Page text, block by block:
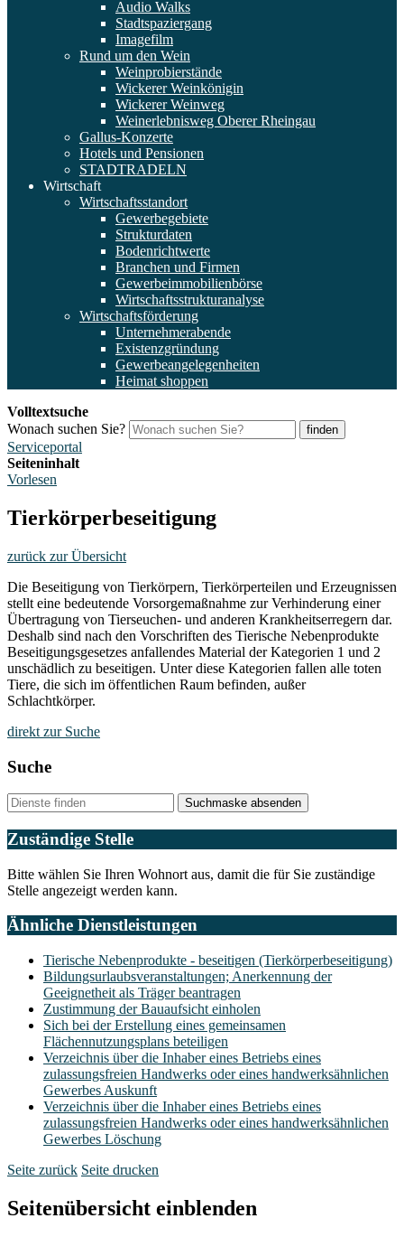
Audio Walks
Stadtspaziergang
Imagefilm
Rund um den Wein
Weinprobierstände
Wickerer Weinkönigin
Wickerer Weinweg
Weinerlebnisweg Oberer Rheingau
Gallus-Konzerte
Hotels und Pensionen
STADTRADELN
Wirtschaft
Wirtschaftsstandort
Gewerbegebiete
Strukturdaten
Bodenrichtwerte
Branchen und Firmen
Gewerbeimmobilienbörse
Wirtschaftsstrukturanalyse
Wirtschaftsförderung
Unternehmerabende
Existenzgründung
Gewerbeangelegenheiten
Heimat shoppen
Volltextsuche
Wonach suchen Sie?
finden
Serviceportal
Seiteninhalt
Vorlesen
Tierkörperbeseitigung
zurück zur Übersicht
Die Beseitigung von Tierkörpern, Tierkörperteilen und Erzeugnissen
stellt eine bedeutende Vorsorgemaßnahme zur Verhinderung einer
Übertragung von Tierseuchen- und anderen Krankheitserregern dar.
Deshalb sind nach den Vorschriften des Tierische Nebenprodukte
Beseitigungsgesetzes anfallendes Material der Kategorien 1 und 2
unschädlich zu beseitigen. Unter diese Kategorien fallen alle toten
Tiere, die sich im öffentlichen Raum befinden, außer
Schlachtkörper.
direkt zur Suche
Suche
Suchmaske absenden
Zuständige Stelle
Bitte wählen Sie Ihren Wohnort aus, damit die für Sie zuständige
Stelle angezeigt werden kann.
Ähnliche Dienstleistungen
Tierische Nebenprodukte - beseitigen (Tierkörperbeseitigung)
Bildungsurlaubsveranstaltungen; Anerkennung der
Geeignetheit als Träger beantragen
Zustimmung der Bauaufsicht einholen
Sich bei der Erstellung eines gemeinsamen
Flächennutzungsplans beteiligen
Verzeichnis über die Inhaber eines Betriebs eines
zulassungsfreien Handwerks oder eines handwerksähnlichen
Gewerbes Auskunft
Verzeichnis über die Inhaber eines Betriebs eines
zulassungsfreien Handwerks oder eines handwerksähnlichen
Gewerbes Löschung
Seite zurück Seite drucken
Seitenübersicht einblenden